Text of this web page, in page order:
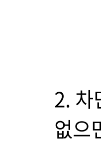
2. 차
없으